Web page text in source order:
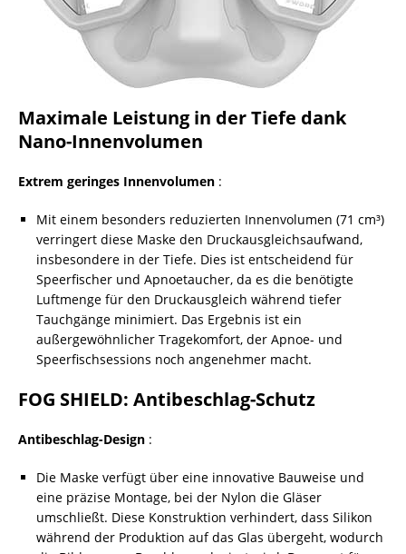
Maximale Leistung in der Tiefe dank
Nano-Innenvolumen
Extrem geringes Innenvolumen :
Mit einem besonders reduzierten Innenvolumen (71 cm³)
verringert diese Maske den Druckausgleichsaufwand,
insbesondere in der Tiefe. Dies ist entscheidend für
Speerfischer und Apnoetaucher, da es die benötigte
Luftmenge für den Druckausgleich während tiefer
Tauchgänge minimiert. Das Ergebnis ist ein
außergewöhnlicher Tragekomfort, der Apnoe- und
Speerfischsessions noch angenehmer macht.
FOG SHIELD: Antibeschlag-Schutz
Antibeschlag-Design :
Die Maske verfügt über eine innovative Bauweise und
eine präzise Montage, bei der Nylon die Gläser
umschließt. Diese Konstruktion verhindert, dass Silikon
während der Produktion auf das Glas übergeht, wodurch